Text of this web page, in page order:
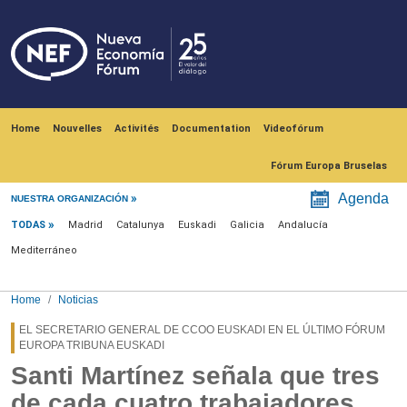
Home Nouvelles Activités Documentation Videofórum
Fórum Europa Bruselas
NUESTRA ORGANIZACIÓN Agenda
Menú noticias
TODAS Madrid Catalunya Euskadi Galicia Andalucía
Mediterráneo
Home Noticias
EL SECRETARIO GENERAL DE CCOO EUSKADI EN EL ÚLTIMO FÓRUM
EUROPA TRIBUNA EUSKADI
Santi Martínez señala que tres